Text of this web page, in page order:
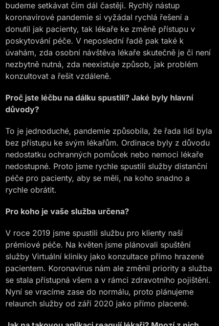
budeme setkávat čím dál častěji. Rychlý nástup
koronavirové pandemie si vyžádal rychlá řešení a
donutil jak pacienty, tak lékaře ke změně přístupu v
poskytování péče. V neposlední řadě pak také k
úvahám, zda osobní návštěva lékaře skutečně je či není
nezbytně nutná, zda neexistuje způsob, jak problém
konzultovat a řešit vzdáleně.
Proč jste léčbu na dálku spustili? Jaké byly hlavní
důvody?
To je jednoduché, pandemie způsobila, že řada lidí byla
bez přístupu ke svým lékařům. Ordinace byly z důvodu
nedostatku ochranných pomůcek nebo nemoci lékaře
nedostupné. Proto jsme rychle spustili služby distanční
péče pro pacienty, aby se měli, na koho snadno a
rychle obrátit.
Pro koho je vaše služba určena?
V roce 2019 jsme spustili službu pro klienty naší
prémiové péče. Na květen jsme plánovali spuštění
služby Virtuální kliniky jako konzultace přímo hrazené
pacientem. Koronavirus nám ale změnil priority a služba
se stala přístupná všem a v rámci zdravotního pojištění.
Nyní se vracíme zase do normálu, proto plánujeme
relaunch služby od září 2020 jako přímo placené.